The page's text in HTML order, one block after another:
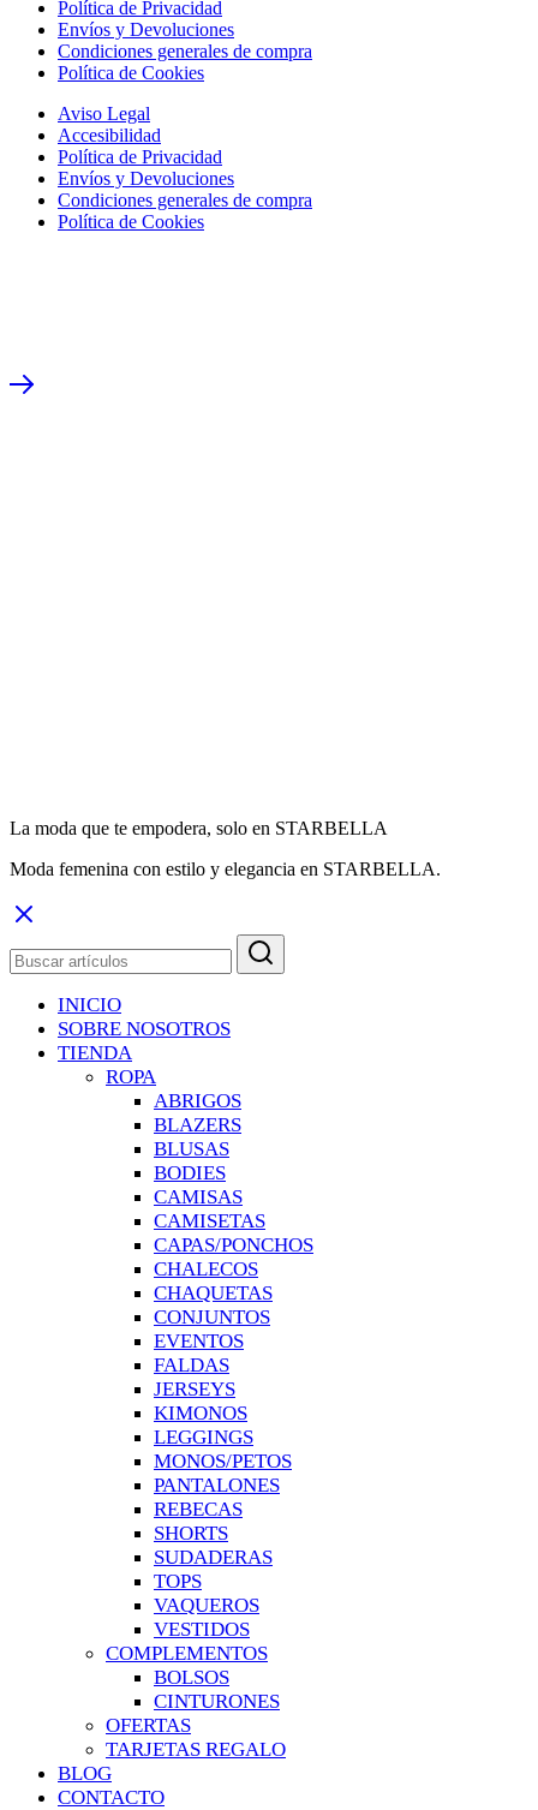
Política de Privacidad
Envíos y Devoluciones
Condiciones generales de compra
Política de Cookies
Aviso Legal
Accesibilidad
Política de Privacidad
Envíos y Devoluciones
Condiciones generales de compra
Política de Cookies
La moda que te empodera, solo en STARBELLA
Moda femenina con estilo y elegancia en STARBELLA.
INICIO
SOBRE NOSOTROS
TIENDA
ROPA
ABRIGOS
BLAZERS
BLUSAS
BODIES
CAMISAS
CAMISETAS
CAPAS/PONCHOS
CHALECOS
CHAQUETAS
CONJUNTOS
EVENTOS
FALDAS
JERSEYS
KIMONOS
LEGGINGS
MONOS/PETOS
PANTALONES
REBECAS
SHORTS
SUDADERAS
TOPS
VAQUEROS
VESTIDOS
COMPLEMENTOS
BOLSOS
CINTURONES
OFERTAS
TARJETAS REGALO
BLOG
CONTACTO